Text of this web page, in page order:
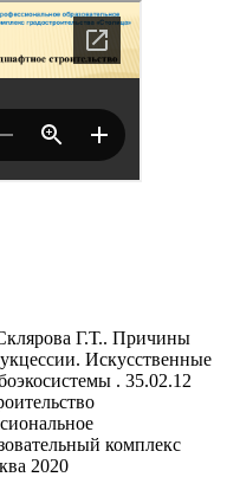
Г.Т.. Причины
Искусственные
. 35.02.12
комплекс
2020